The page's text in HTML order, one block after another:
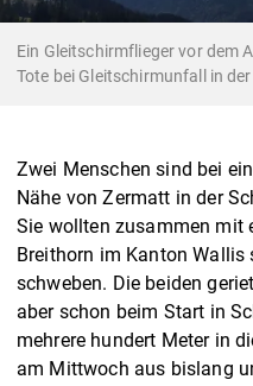
Ein Gleitschirmflieger vor dem
Tote bei Gleitschirmunfall in
Zwei Menschen sind bei
Nähe von Zermatt in der
Sie wollten zusammen mit
Breithorn im Kanton
schweben. Die beiden
aber schon beim Start in
mehrere hundert Meter in
am Mittwoch aus bislang